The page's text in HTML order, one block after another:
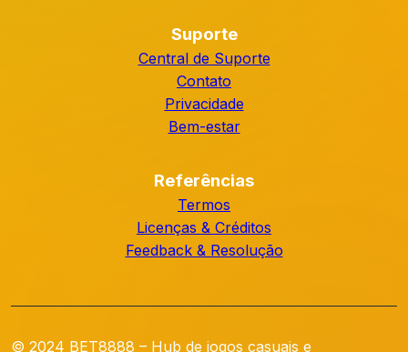
Suporte
Central de Suporte
Contato
Privacidade
Bem-estar
Referências
Termos
Licenças & Créditos
Feedback & Resolução
© 2024 BET8888 – Hub de jogos casuais e